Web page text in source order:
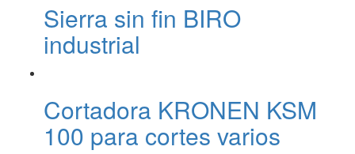
Sierra sin fin BIRO
industrial
Cortadora KRONEN KSM
100 para cortes varios